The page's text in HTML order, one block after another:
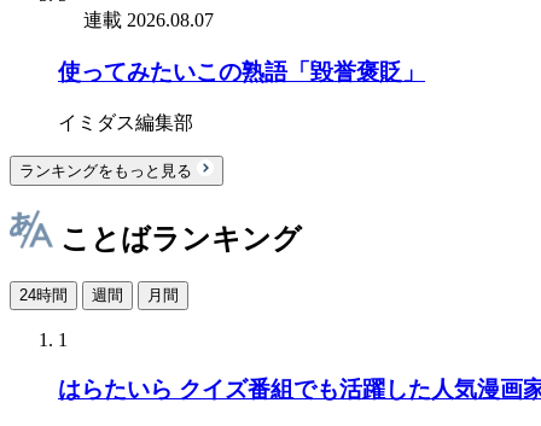
連載 2026.08.07
使ってみたいこの熟語「毀誉褒貶」
イミダス編集部
ランキングをもっと見る
ことばランキング
24時間 週間 月間
1
はらたいら クイズ番組でも活躍した人気漫画